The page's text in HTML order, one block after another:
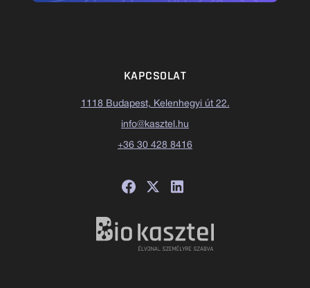
KAPCSOLAT
1118 Budapest, Kelenhegyi út 22.
info@kasztel.hu
+36 30 428 8416